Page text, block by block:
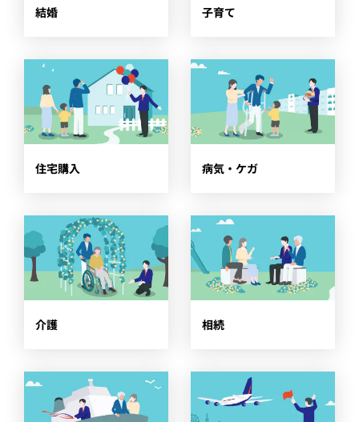
​結婚 ​子育て
​住宅購入 ​病気・ケガ
​介護 ​相続